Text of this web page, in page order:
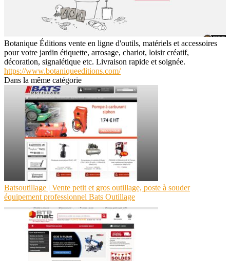
Botanique Éditions vente en ligne d'outils, matériels et accessoires
pour votre jardin étiquette, arrosage, chariot, loisir créatif,
décoration, signalétique etc. Livraison rapide et soignée.
https://www.botaniqueeditions.com/
Dans la même catégorie
Bat­soutil­la­ge | Vente petit et gros outillage, poste à souder
équipement profes­sion­nel Bats Outillage